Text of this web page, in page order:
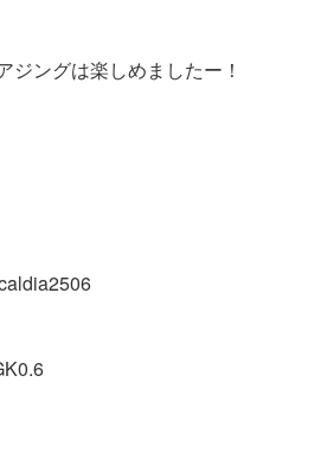
ジングは楽しめましたー！